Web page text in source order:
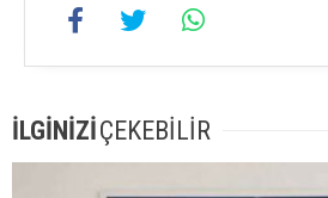
İLGİNİZİÇEKEBİLİR